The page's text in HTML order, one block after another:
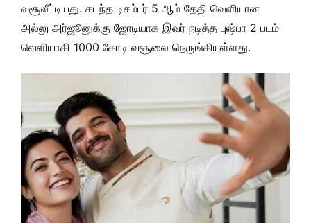
வசூலீட்டியது. கடந்த டிசம்பர் 5 ஆம் தேதி வெளியான
அல்லு அர்ஜூனுக்கு ஜோடியாக இவர் நடித்த புஷ்பா 2 படம்
வெளியாகி 1000 கோடி வசூலை நெருங்கியுள்ளது.